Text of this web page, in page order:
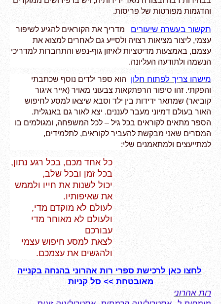
והדגמות מפורטות של פריסות.
תקשור בעשרה שיעורים
מדריך את הקוראים להגיע לשיפור
עצמי, ליצור מציאות רצויה ולסייע גם לאחרים למצוא את
עצמם, באמצעות מדיטציות לאיזון גוף-נפש והתחברות למדריכי
הנשמה ולתודעה העליונה.
מישהו צריך לפתוח חלון
הוא ספר ילדים נוסף שכתבתי
והפקתי. זהו סיפור הרפתקאות צבעוני מאויר (אייר איגור
קוביאר) שמתאר ידידות בין ילד וסבא שיצאו למסע לחיפוש
האור בעולם דמיוני מעבר לעננים. יצא לאור גם באנגלית.
הספר מתאים לקוראים בכל גיל – לכל המשפחה, ומגולמים בו
המסרים שאני מבקשת להעביר לקוראים, לתלמידים,
למתייעצים ולמתאמנים שלי:
כל אחד מכם, בכל רגע נתון,
בכל זמן ובכל שלב,
יכול לשנות את חייו ולממש
את שאיפותיו.
לעולם לא מוקדם מדי,
ולעולם לא מאוחר מדי
עבורכם
לצאת למסע חיפוש עצמי
ולהגשים את עצמכם.
לחצו כאן לרכישת ספרי רות אהרוני בהנחה בקנייה
מאובטחת >> סל קניות
רות אהרוני